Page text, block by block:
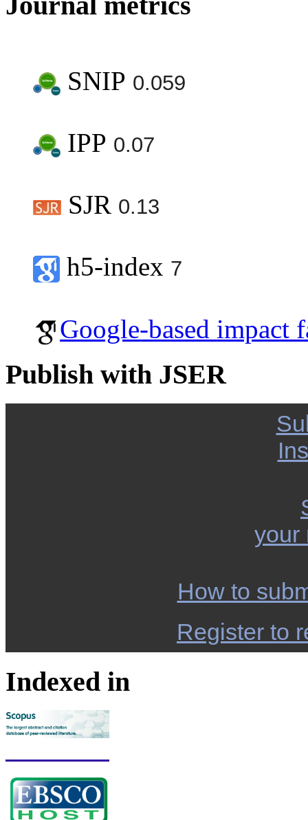
SNIP 0.059
IPP 0.07
SJR 0.13
h5-index 7
Google-based impact
Publish with JSER
your
How to
Register to
Indexed in